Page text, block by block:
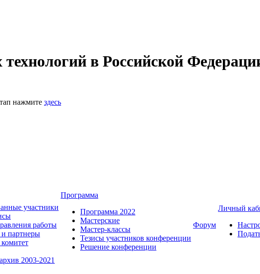
в Российской
нажмите здесь
участники
работы
партнеры
2003-2021
Программа
Программа 2022
Мастерские
Мастер-классы
Тезисы участников конференции
Решение конференции
Форум
Личный